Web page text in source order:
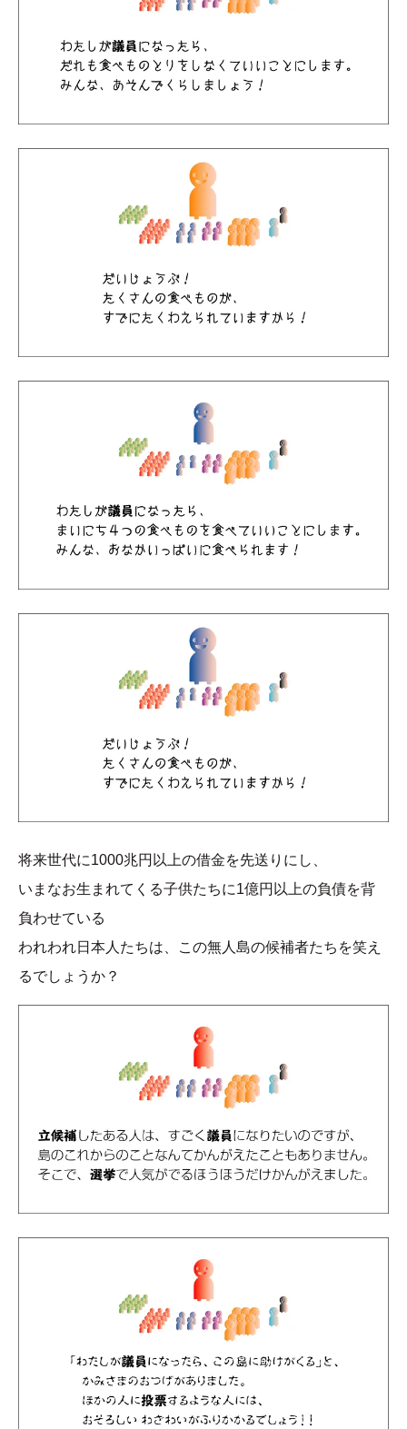
将来世代に1000兆円以上の借金を先送りにし、
いまなお生まれてくる子供たちに1億円以上の負債を背
負わせている
われわれ日本人たちは、この無人島の候補者たちを笑え
るでしょうか？